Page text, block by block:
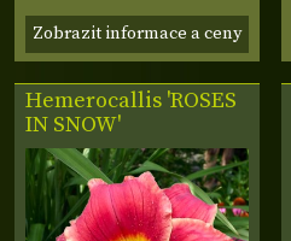
Zobrazit informace a ceny
Hemerocallis 'ROSES
IN SNOW'